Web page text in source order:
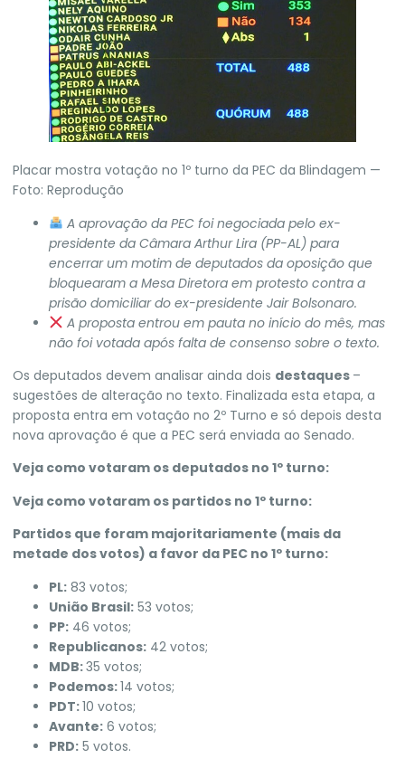
Placar mostra votação no 1º turno da PEC da Blindagem —
Foto: Reprodução
A aprovação da PEC foi negociada pelo ex-
presidente da Câmara Arthur Lira (PP-AL) para
encerrar um motim de deputados da oposição que
bloquearam a Mesa Diretora em protesto contra a
prisão domiciliar do ex-presidente Jair Bolsonaro.
A proposta entrou em pauta no início do mês, mas
não foi votada após falta de consenso sobre o texto.
Os deputados devem analisar ainda dois destaques –
sugestões de alteração no texto. Finalizada esta etapa, a
proposta entra em votação no 2º Turno e só depois desta
nova aprovação é que a PEC será enviada ao Senado.
Veja como votaram os deputados no 1º turno:
Veja como votaram os partidos no 1º turno:
Partidos que foram majoritariamente (mais da
metade dos votos) a favor da PEC no 1º turno:
PL: 83 votos;
União Brasil: 53 votos;
PP: 46 votos;
Republicanos: 42 votos;
MDB:35 votos;
Podemos:14 votos;
PDT:10 votos;
Avante: 6 votos;
PRD: 5 votos.